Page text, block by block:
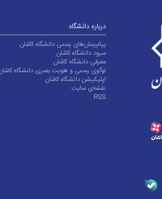
درباره دانشگاه
پیام‌رسان‌های رسمی دانشگاه کاشان
سرود دانشگاه کاشان
معرفی دانشگاه کاشان
لوگوی رسمی و هویت بصری دانشگاه
اپلیکیشن دانشگاه کاشان
نقشه‌ی سایت
RSS